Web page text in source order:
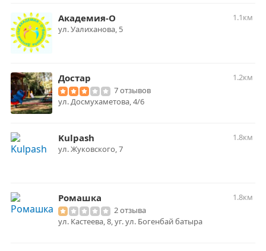
Академия-О
1.1км
​ул. Уалиханова, 5
Достар
1.2км
7 отзывов
ул. Досмухаметова, 4/6
Kulpash
1.8км
ул. Жуковского, 7
Ромашка
1.8км
2 отзыва
ул. Кастеева, 8, уг. ул. Богенбай батыра